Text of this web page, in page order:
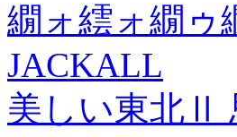
繝ォ繧ォ繝ゥ
JACKALL
美しい東北Ⅱ